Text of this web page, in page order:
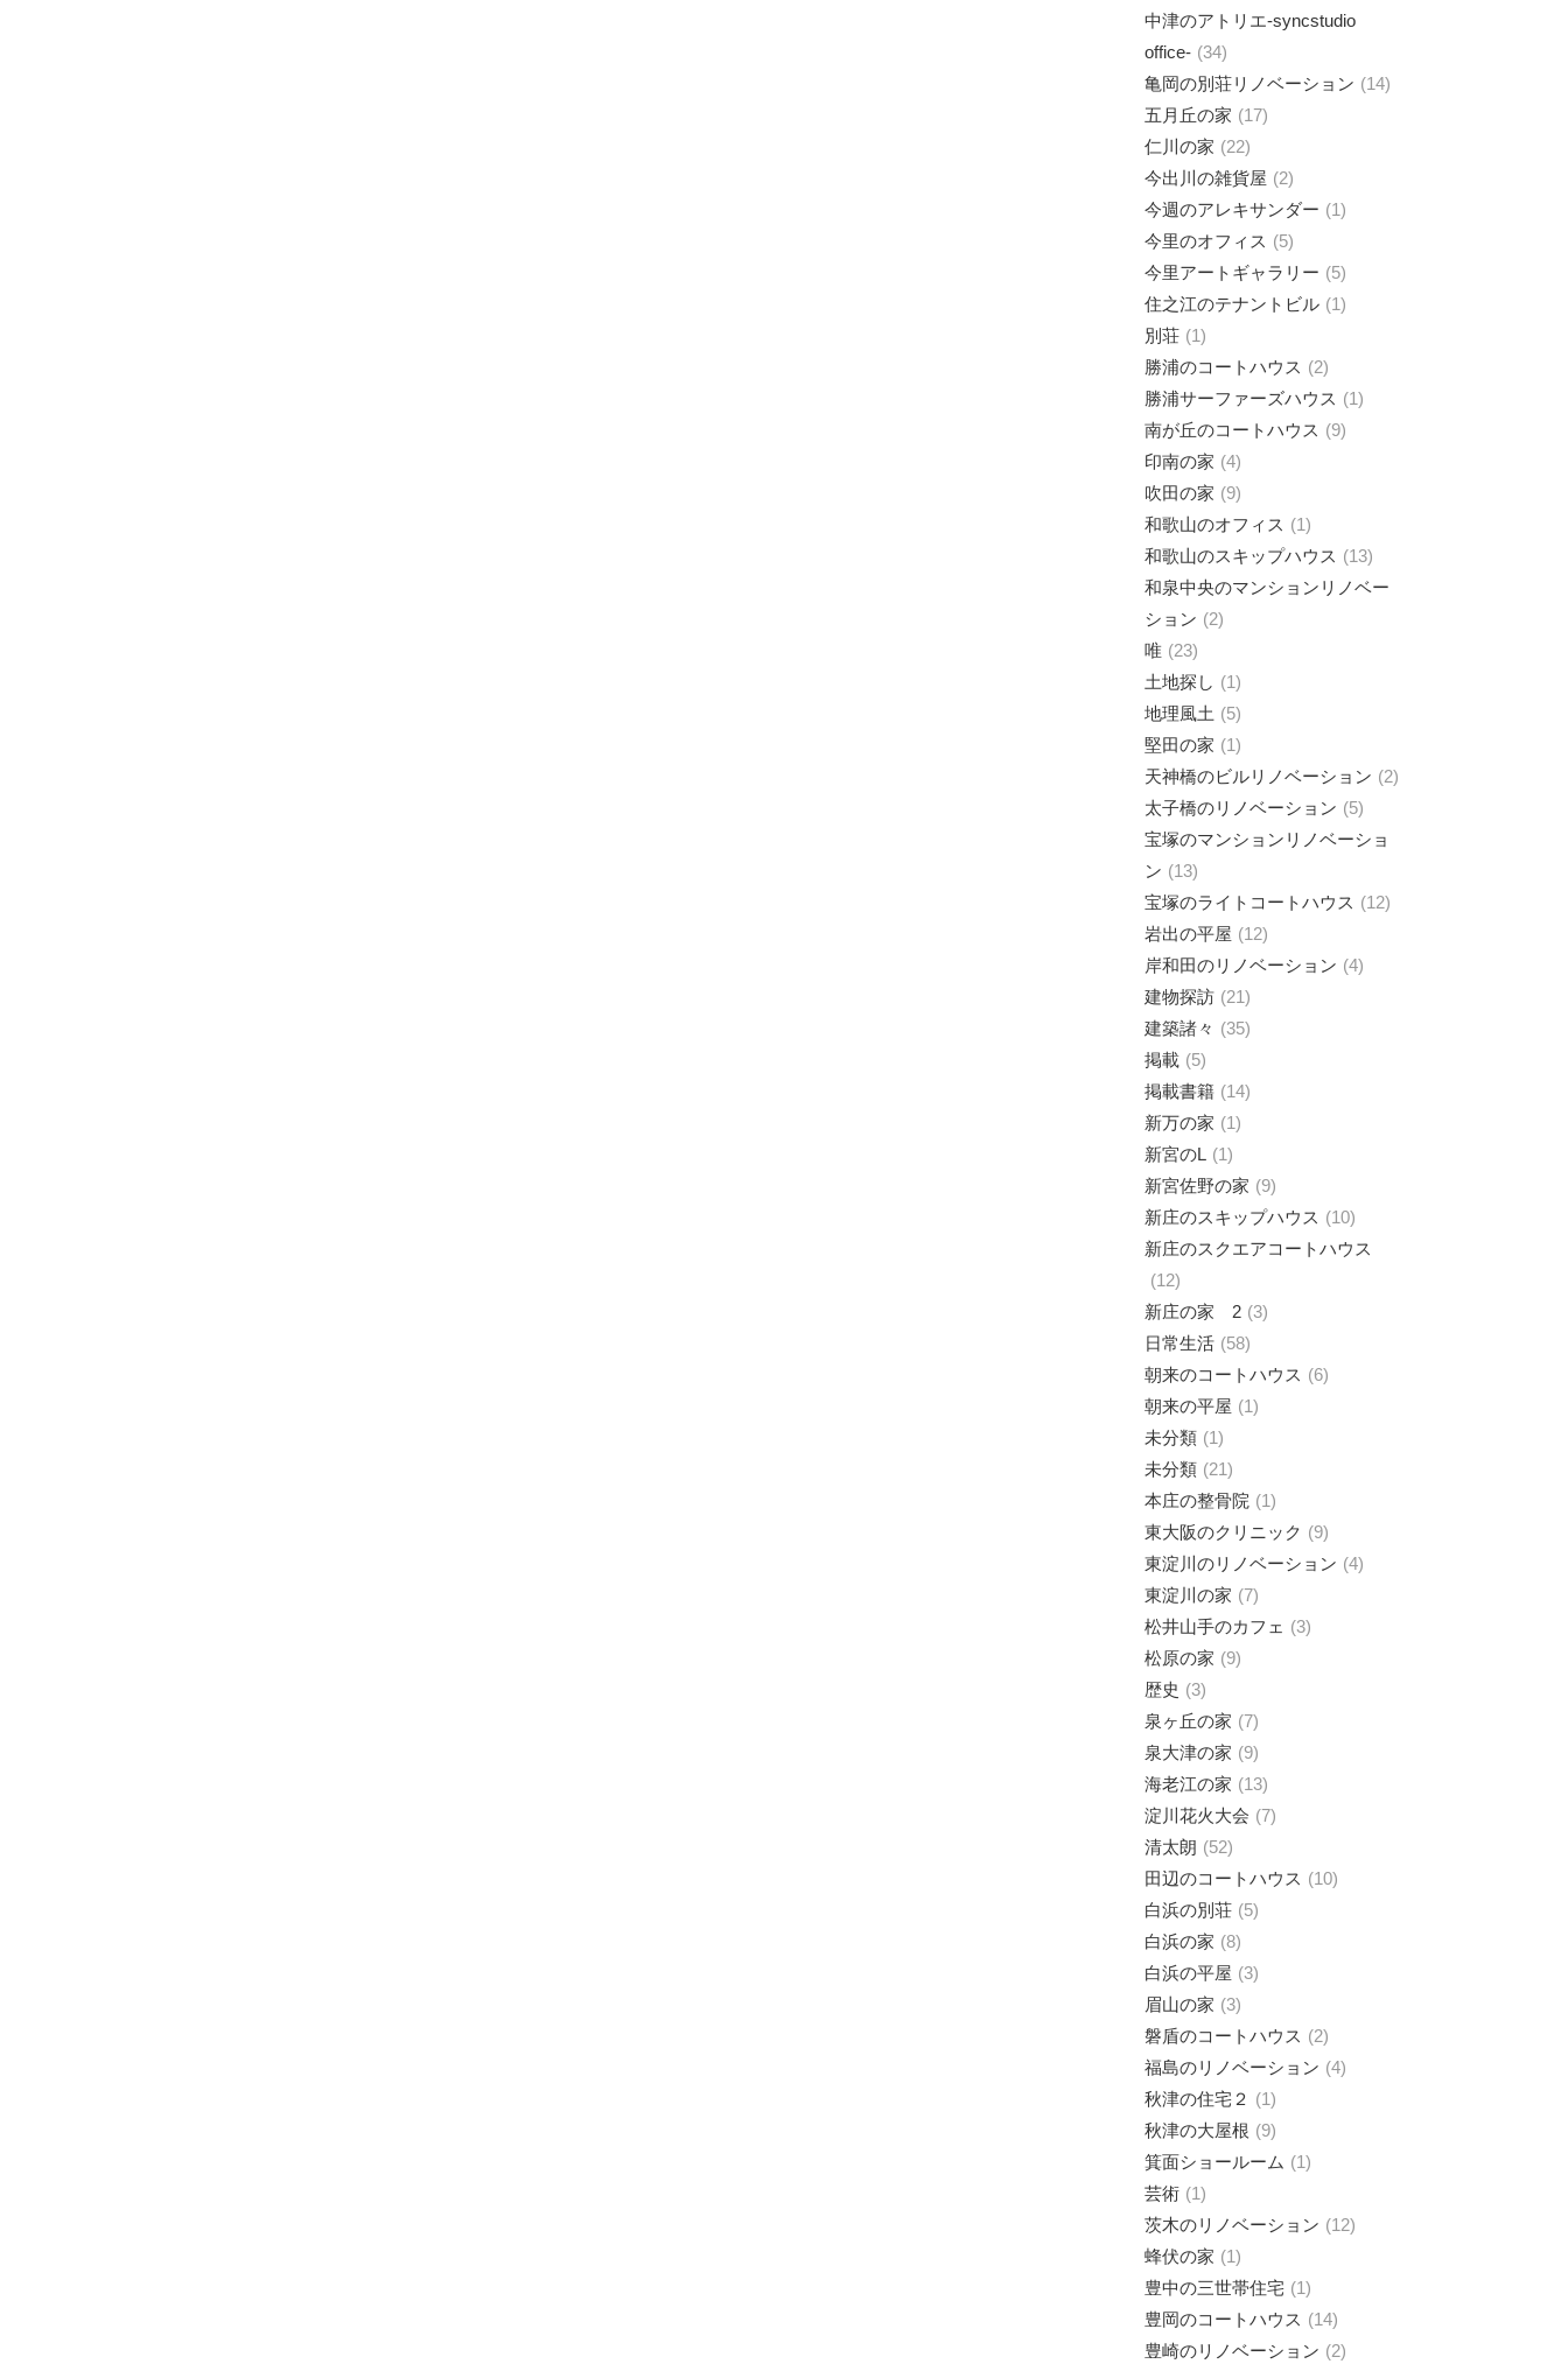
中津のアトリエ-syncstudio
office- 34
亀岡の別荘リノベーション
14
五月丘の家
17
仁川の家
22
今出川の雑貨屋
2
今週のアレキサンダー
1
今里のオフィス
5
今里アートギャラリー
5
住之江のテナントビル
1
別荘
1
勝浦のコートハウス
2
勝浦サーファーズハウス
1
南が丘のコートハウス
9
印南の家
4
吹田の家
9
和歌山のオフィス
1
和歌山のスキップハウス
13
和泉中央のマンションリノベー
ション
2
唯
23
土地探し
1
地理風土
5
堅田の家
1
天神橋のビルリノベーション
2
太子橋のリノベーション
5
宝塚のマンションリノベーショ
ン
13
宝塚のライトコートハウス
12
岩出の平屋
12
岸和田のリノベーション
4
建物探訪
21
建築諸々
35
掲載
5
掲載書籍
14
新万の家
1
新宮のL
1
新宮佐野の家
9
新庄のスキップハウス
10
新庄のスクエアコートハウス
12
新庄の家 2 3
日常生活
58
朝来のコートハウス
6
朝来の平屋
1
未分類
1
未分類
21
本庄の整骨院
1
東大阪のクリニック
9
東淀川のリノベーション
4
東淀川の家
7
松井山手のカフェ
3
松原の家
9
歴史
3
泉ヶ丘の家
7
泉大津の家
9
海老江の家
13
淀川花火大会
7
清太朗
52
田辺のコートハウス
10
白浜の別荘
5
白浜の家
8
白浜の平屋
3
眉山の家
3
磐盾のコートハウス
2
福島のリノベーション
4
秋津の住宅２
1
秋津の大屋根
9
箕面ショールーム
1
芸術
1
茨木のリノベーション
12
蜂伏の家
1
豊中の三世帯住宅
1
豊岡のコートハウス
14
豊崎のリノベーション
2